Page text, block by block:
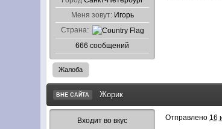
Меня зовут: Игорь
Страна:
666 сообщений
Жалоба
ВНЕ САЙТА Жорик
Входит во вкус Отправлено 16